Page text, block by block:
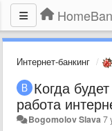
Интернет-банкинг
Когда
работа
Bogomolov Slava 7